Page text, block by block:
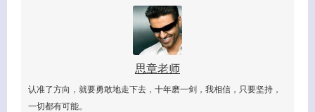
思章老师
认准了方向，就要勇敢地走下去，十年磨一剑，我相信，只要坚持，
一切都有可能。
客服小美